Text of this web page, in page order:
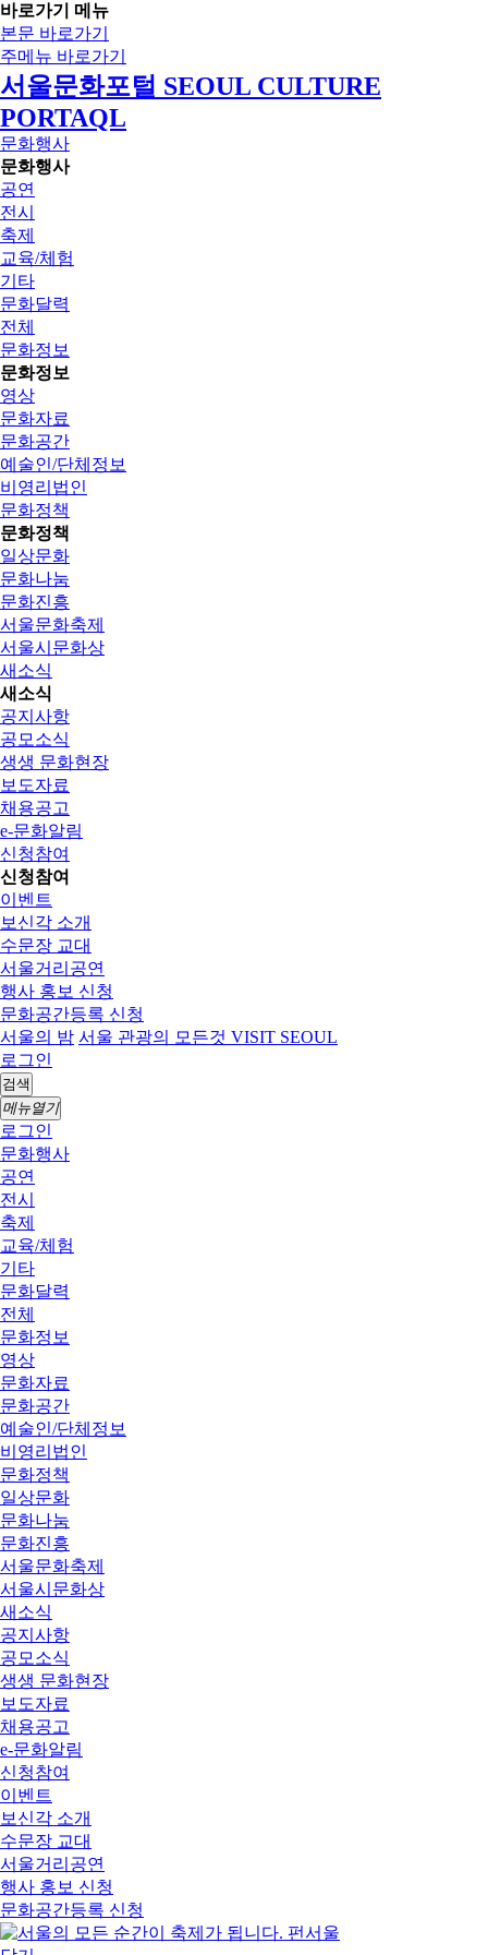
바로가기 메뉴
본문 바로가기
주메뉴 바로가기
서울문화포털 SEOUL CULTURE
PORTAQL
문화행사
문화행사
공연
전시
축제
교육/체험
기타
문화달력
전체
문화정보
문화정보
영상
문화자료
문화공간
예술인/단체정보
비영리법인
문화정책
문화정책
일상문화
문화나눔
문화진흥
서울문화축제
서울시문화상
새소식
새소식
공지사항
공모소식
생생 문화현장
보도자료
채용공고
e-문화알림
신청참여
신청참여
이벤트
보신각 소개
수문장 교대
서울거리공연
행사 홍보 신청
문화공간등록 신청
서울의 밤 서울 관광의 모든것 VISIT SEOUL
로그인
검색
메뉴열기
로그인
문화행사
공연
전시
축제
교육/체험
기타
문화달력
전체
문화정보
영상
문화자료
문화공간
예술인/단체정보
비영리법인
문화정책
일상문화
문화나눔
문화진흥
서울문화축제
서울시문화상
새소식
공지사항
공모소식
생생 문화현장
보도자료
채용공고
e-문화알림
신청참여
이벤트
보신각 소개
수문장 교대
서울거리공연
행사 홍보 신청
문화공간등록 신청